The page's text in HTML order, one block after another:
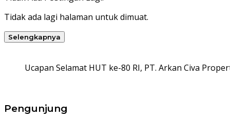
Tidak ada lagi halaman untuk dimuat.
Selengkapnya
Ucapan Selamat HUT ke-80 RI, PT. Arkan Civa
Pengunjung